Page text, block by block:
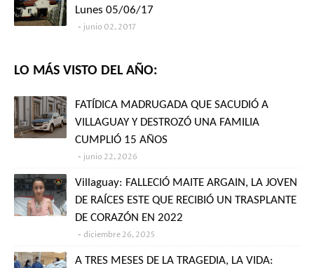
Lunes 05/06/17
junio 02, 2017
LO MÁS VISTO DEL AÑO:
FATÍDICA MADRUGADA QUE SACUDIÓ A
VILLAGUAY Y DESTROZÓ UNA FAMILIA
CUMPLIÓ 15 AÑOS
junio 22, 2026
Villaguay: FALLECIÓ MAITE ARGAIN, LA JOVEN
DE RAÍCES ESTE QUE RECIBIÓ UN TRASPLANTE
DE CORAZÓN EN 2022
diciembre 26, 2025
A TRES MESES DE LA TRAGEDIA, LA VIDA: